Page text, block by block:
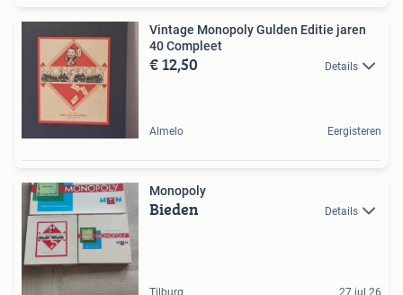
Vintage Monopoly Gulden Editie jaren
40 Compleet
€ 12,50 Details
Almelo Eergisteren
Monopoly
Bieden Details
Tilburg 27 jul 26